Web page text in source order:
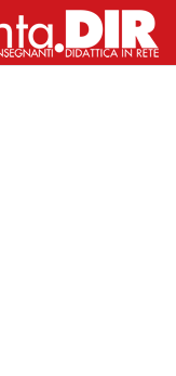
تخطى إلى المحتوى